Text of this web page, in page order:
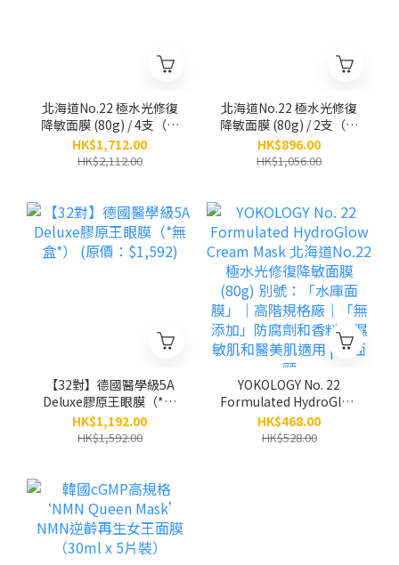
北海道No.22 極水光修復
降敏面膜 (80g) / 4支（原
價：$2,112）
HK$1,712.00
HK$2,112.00
北海道No.22 極水光修復
降敏面膜 (80g) / 2支（原
價：$1,056）
HK$896.00
HK$1,056.00
【32對】德國醫學級5A
Deluxe膠原王眼膜（*無
盒*） (原價：$1,592)
HK$1,192.00
HK$1,592.00
YOKOLOGY No. 22
Formulated HydroGlow
Cream Mask 北海道
No.22 極水光修復降敏面
HK$468.00
HK$528.00